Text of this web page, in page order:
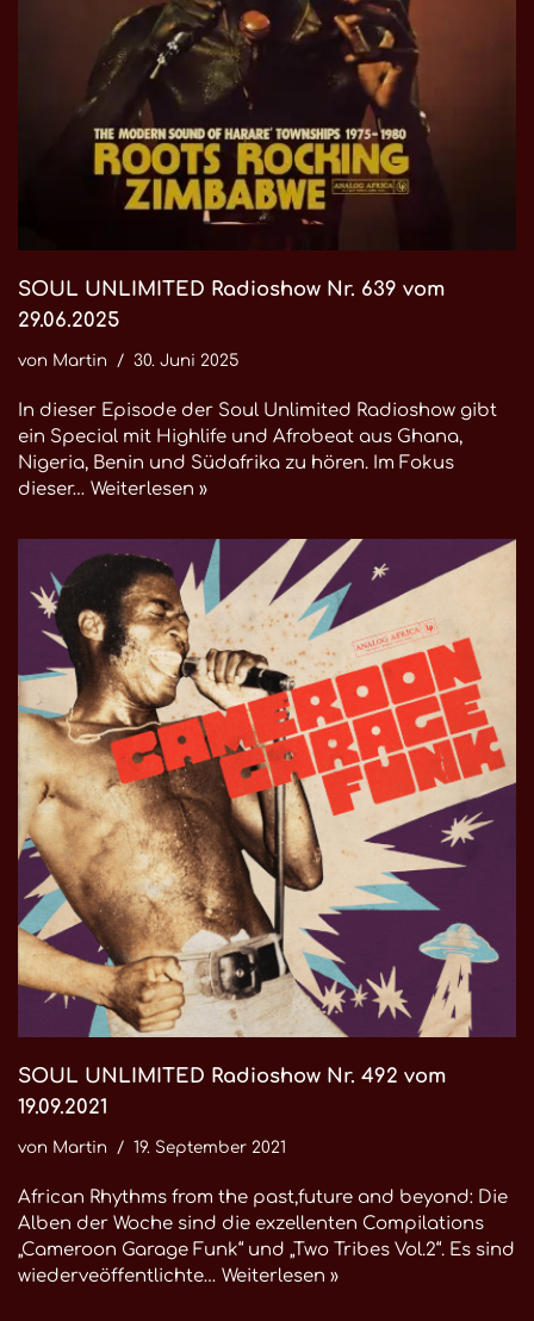
SOUL UNLIMITED Radioshow Nr. 639 vom
29.06.2025
von Martin 30. Juni 2025
In dieser Episode der Soul Unlimited Radioshow gibt
ein Special mit Highlife und Afrobeat aus Ghana,
Nigeria, Benin und Südafrika zu hören. Im Fokus
dieser… Weiterlesen »
SOUL UNLIMITED Radioshow Nr. 492 vom
19.09.2021
von Martin 19. September 2021
African Rhythms from the past,future and beyond: Die
Alben der Woche sind die exzellenten Compilations
„Cameroon Garage Funk“ und „Two Tribes Vol.2“. Es sind
wiederveöffentlichte… Weiterlesen »